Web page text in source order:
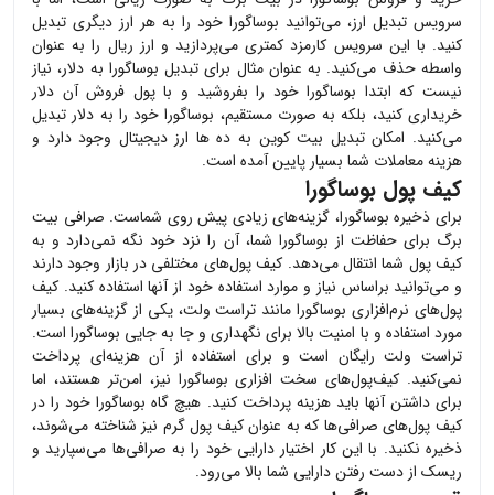
سرویس تبدیل ارز، می‌توانید بوساگورا خود را به هر ارز دیگری تبدیل
کنید. با این سرویس کارمزد کمتری می‌پردازید و ارز ریال را به عنوان
واسطه حذف می‌کنید. به عنوان مثال برای تبدیل بوساگورا به دلار، نیاز
نیست که ابتدا بوساگوراخود را بفروشید و با پول فروش آن دلار
خریداری کنید، بلکه به صورت مستقیم، بوساگوراخود را به دلار تبدیل
می‌کنید. امکان تبدیل بیت کوین به ده ها ارز دیجیتال وجود دارد و
هزینه معاملات شما بسیار پایین آمده است.
کیف پول بوساگورا
برای ذخیره بوساگورا، گزینه‌های زیادی پیش روی شماست. صرافی بیت
برگ برای حفاظت از بوساگورا شما، آن را نزد خود نگه نمی‌دارد و به
کیف پول شما انتقال می‌دهد. کیف پول‌های مختلفی در بازار وجود دارند
و می‌توانید براساس نیاز و موارد استفاده خود از آنها استفاده کنید. کیف
پول‌های نرم‌افزاری بوساگورامانند تراست ولت، یکی از گزینه‌های بسیار
مورد استفاده و با امنیت بالا برای نگهداری و جا به جایی بوساگورااست.
تراست ولت رایگان است و برای استفاده از آن هزینه‌ای پرداخت
نمی‌کنید. کیف‌پول‌های سخت افزاری بوساگورا نیز، امن‌تر هستند، اما
برای داشتن آنها باید هزینه پرداخت کنید. هیچ گاه بوساگوراخود را در
کیف پول‌های صرافی‌ها که به عنوان کیف پول گرم نیز شناخته می‌شوند،
ذخیره نکنید. با این کار اختیار دارایی خود را به صرافی‌ها می‌سپارید و
ریسک از دست رفتن دارایی شما بالا می‌رود.